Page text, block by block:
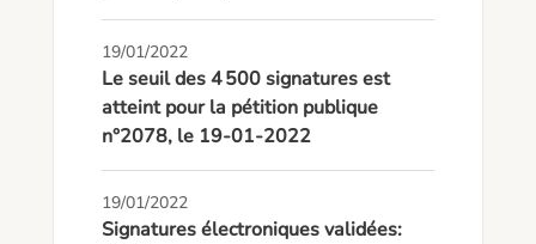
19/01/2022
Le seuil des 4 500 signatures est
atteint pour la pétition publique
n°2078, le 19-01-2022
19/01/2022
Signatures électroniques validées: